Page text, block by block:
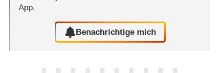
App.
Benachrichtige mich